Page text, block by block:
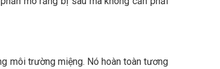
môi trường miệng. Nó hoàn toàn tương